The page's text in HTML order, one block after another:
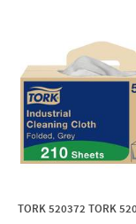
TORK 520372 TORK